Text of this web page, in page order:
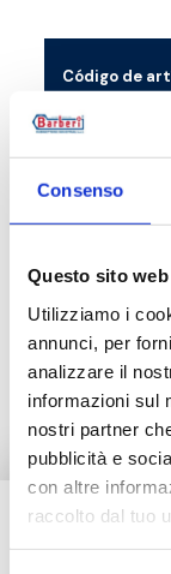
Consenso
Questo sito
Utilizziamo i
annunci, per
analizzare il
informazioni sul
nostri partner
pubblicità e
con altre
raccolto dal tuo
Código de